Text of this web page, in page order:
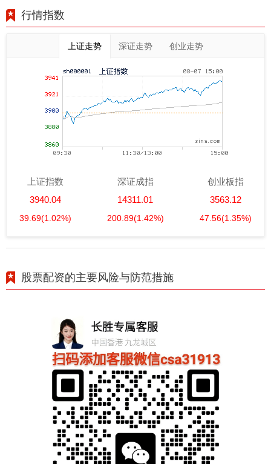
行情指数
上证走势 深证走势 创业走势
上证指数
3940.04
39.69(1.02%)
深证成指
14311.01
200.89(1.42%)
创业板指
3563.12
47.56(1.35%)
股票配资的主要风险与防范措施